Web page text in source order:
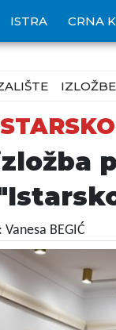
ISTRA CRNA
IZLOŽBE
Vanesa BEGIĆ